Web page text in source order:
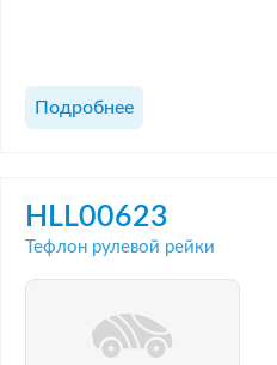
Подробнее
HLL00623
Тефлон рулевой рейки